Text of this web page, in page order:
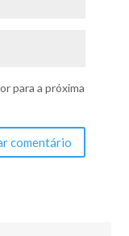
para a próxima
comentário